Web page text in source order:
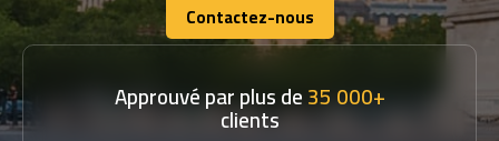
Contactez-nous
Contactez-nous
Approuvé par plus de35 000+
clients